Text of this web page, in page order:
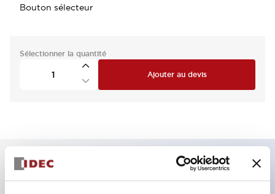
Bouton sélecteur
Sélectionner la quantité
Ajouter au devis
Caractéristiques clés